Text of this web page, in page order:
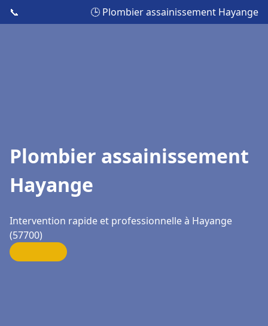
📞 🕒 Plombier assainissement Hayange
Plombier assainissement
Hayange
Intervention rapide et professionnelle à Hayange
(57700)